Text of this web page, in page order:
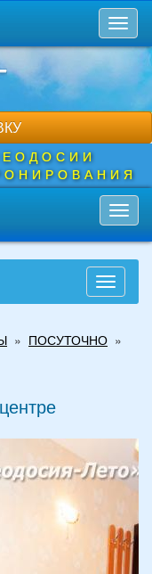
Toggle
» ПОСУТОЧНО »